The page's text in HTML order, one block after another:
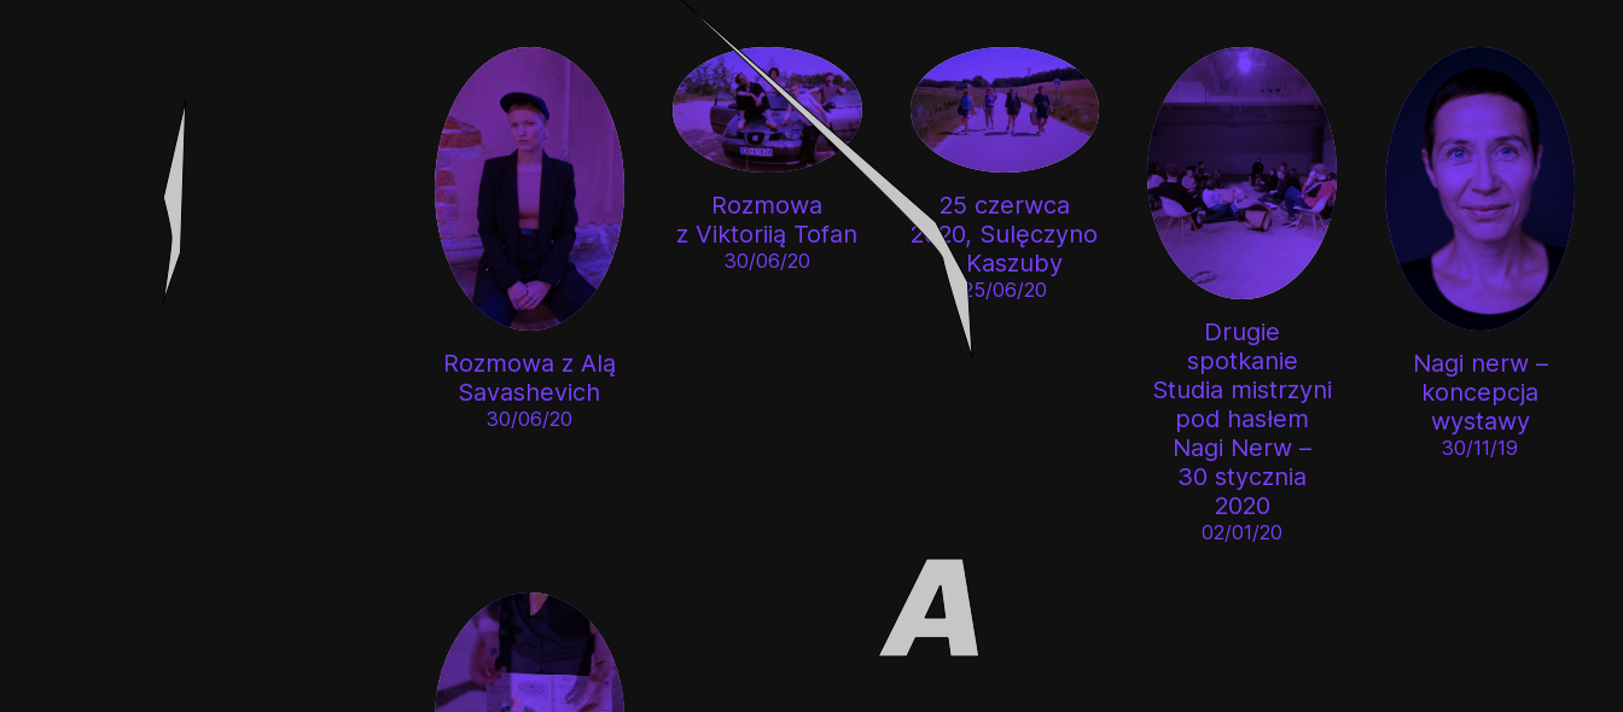
Rozmowa z Alą
Savashevich
30/06/20
Rozmowa
z Viktoriią Tofan
30/06/20
25 czerwca
2020, Sulęczyno
– Kaszuby
25/06/20
Drugie
spotkanie
Studia mistrzyni
pod hasłem
Nagi Nerw –
30 stycznia
2020
02/01/20
Nagi nerw –
koncepcja
wystawy
30/11/19